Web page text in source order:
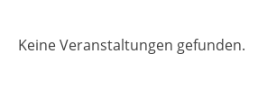
Keine Veranstaltungen gefunden.